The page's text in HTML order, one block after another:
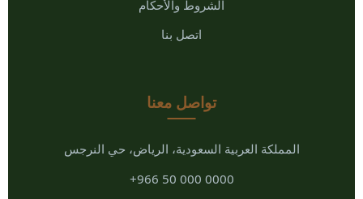
الشروط والأحكام
اتصل بنا
تواصل معنا
المملكة العربية السعودية، الرياض، حي النرجس
+966 50 000 0000